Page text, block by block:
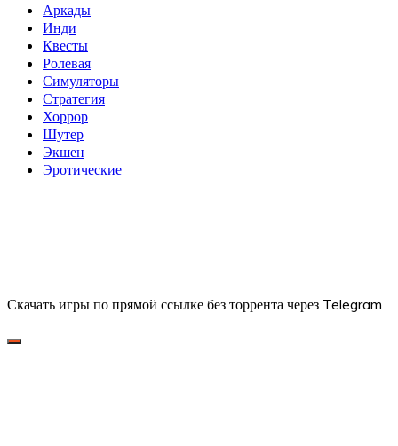
Аркады
Инди
Квесты
Ролевая
Симуляторы
Стратегия
Хоррор
Шутер
Экшен
Эротические
Скачать игры по прямой ссылке без торрента через Telegram